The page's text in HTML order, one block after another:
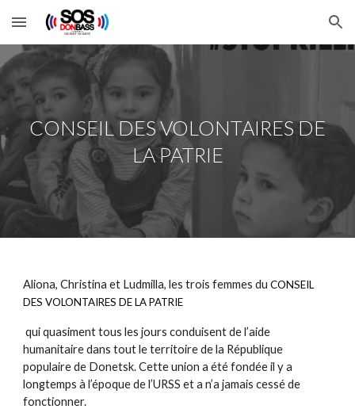
Skip to main content Skip to navigation
CONSEIL DES VOLONTAIRES DE
LA PATRIE
Aliona, Christina et Ludmilla, les trois femmes duCONSEIL
DES VOLONTAIRES DE LA PATRIE
qui quasiment tous les jours conduisent de l’aide
humanitaire dans tout le territoire de la République
populaire de Donetsk. Cette union a été fondée il y a
longtemps à l’époque de l’URSS et a n’a jamais cessé de
fonctionner.